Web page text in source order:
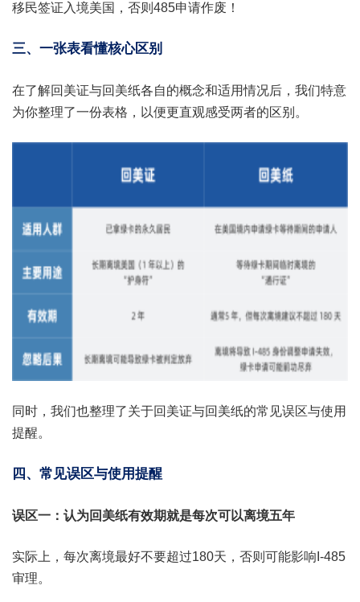
移民签证入境美国，否则485申请作废！
三、一张表看懂核心区别
在了解回美证与回美纸各自的概念和适用情况后，我们特意
为你整理了一份表格，以便更直观感受两者的区别。
同时，我们也整理了关于回美证与回美纸的常见误区与使用
提醒。
四、常见误区与使用提醒
误区一：认为回美纸有效期就是每次可以离境五年
实际上，每次离境最好不要超过180天，否则可能影响I-485
审理。